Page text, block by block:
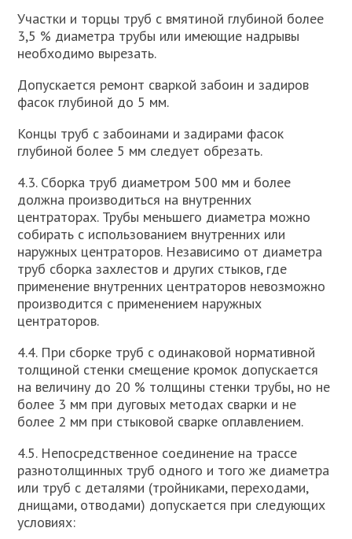
Участки и торцы труб с вмятиной глубиной более
3,5 % диаметра трубы или имеющие надрывы
необходимо вырезать.
Допускается ремонт сваркой забоин и задиров
фасок глубиной до 5 мм.
Концы труб с забоинами и задирами фасок
глубиной более 5 мм следует обрезать.
4.3. Сборка труб диаметром 500 мм и более
должна производиться на внутренних
центраторах. Трубы меньшего диаметра можно
собирать с использованием внутренних или
наружных центраторов. Независимо от диаметра
труб сборка захлестов и других стыков, где
применение внутренних центраторов невозможно
производится с применением наружных
центраторов.
4.4. При сборке труб с одинаковой нормативной
толщиной стенки смещение кромок допускается
на величину до 20 % толщины стенки трубы, но не
более 3 мм при дуговых методах сварки и не
более 2 мм при стыковой сварке оплавлением.
4.5. Непосредственное соединение на трассе
разнотолщинных труб одного и того же диаметра
или труб с деталями (тройниками, переходами,
днищами, отводами) допускается при следующих
условиях: